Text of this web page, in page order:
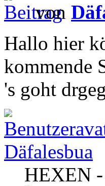
von
Hallo hier
kommende
's goht
Däfalesbua
HEXEN